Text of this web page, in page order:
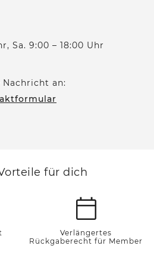
Sa. 9:00 – 18:00 Uhr
an:
für dich
Verlängertes
Rückgaberecht für Member